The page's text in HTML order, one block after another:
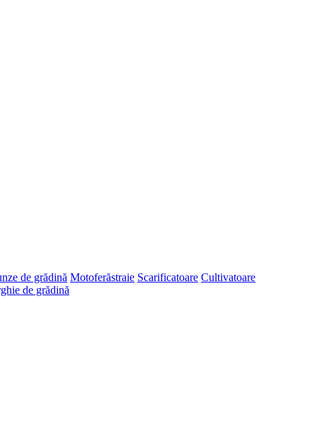
de grădină Motoferăstraie Scarificatoare Cultivatoare
de grădină